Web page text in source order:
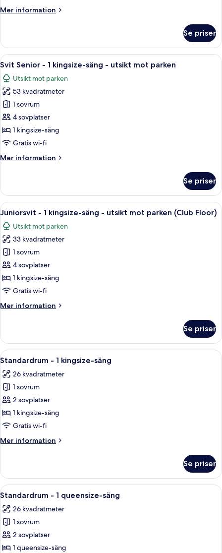
säng
mot
parken
Mer information
Mer
Presidential
1
säng
utsikt
mot
parken
Se priser
Öppna
alla
foton
för
Svit
Senior
-
1
säng
mot
parken
Ett hotellrum med en stor säng, två
4
Svit Senior - 1 kingsize-säng - utsikt mot parken
Utsikt mot parken
53 kvadratmeter
1 sovrum
4 sovplatser
1 kingsize-säng
Gratis wi-fi
Mer information
Mer
Senior
1
säng
utsikt
mot
parken
Se priser
Öppna
alla
foton
för
Juniorsvit
-
1
kingsize-
-
parken
(Club
Floor)
Ett hotellrum med en stor säng, två
4
Juniorsvit - 1 kingsize-säng - utsikt mot parken (Club Floor)
Utsikt mot parken
33 kvadratmeter
1 sovrum
4 sovplatser
1 kingsize-säng
Gratis wi-fi
Mer information
Mer
-
kingsize-
utsikt
parken
(Club
Floor)
Se priser
Öppna
alla
foton
för
Standardrum
-
1
säng
Ett hotellrum med en stor säng, ett
5
Standardrum - 1 kingsize-säng
26 kvadratmeter
1 sovrum
2 sovplatser
1 kingsize-säng
Gratis wi-fi
Mer information
Mer
-
kingsize-
Se priser
Öppna
alla
foton
för
Standardrum
-
Ett hotellrum med en stor säng, två
4
Standardrum - 1 queensize-säng
26 kvadratmeter
1 sovrum
2 sovplatser
1 queensize-säng